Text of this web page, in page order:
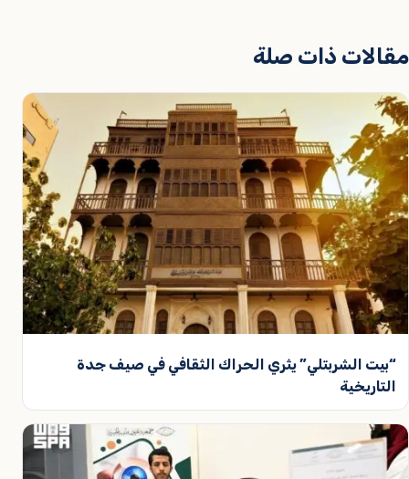
مقالات ذات صلة
“بيت الشربتلي” يثري الحراك الثقافي في صيف جدة
التاريخية